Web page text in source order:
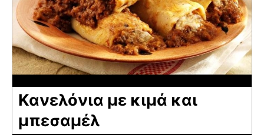
Κανελόνια με κιμά και
μπεσαμέλ